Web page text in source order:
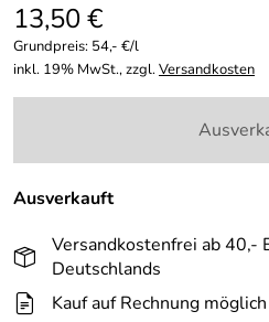
13,50 €
Grundpreis: 54,- €/l
inkl. 19% MwSt., zzgl.Versandkosten
Ausverkauft
Versandkostenfrei ab 40,-
Deutschlands
Kauf auf Rechnung möglich